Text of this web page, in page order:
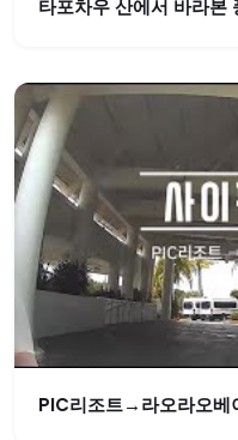
타포차우 산에서 바라본
PIC리조트→라오라오베